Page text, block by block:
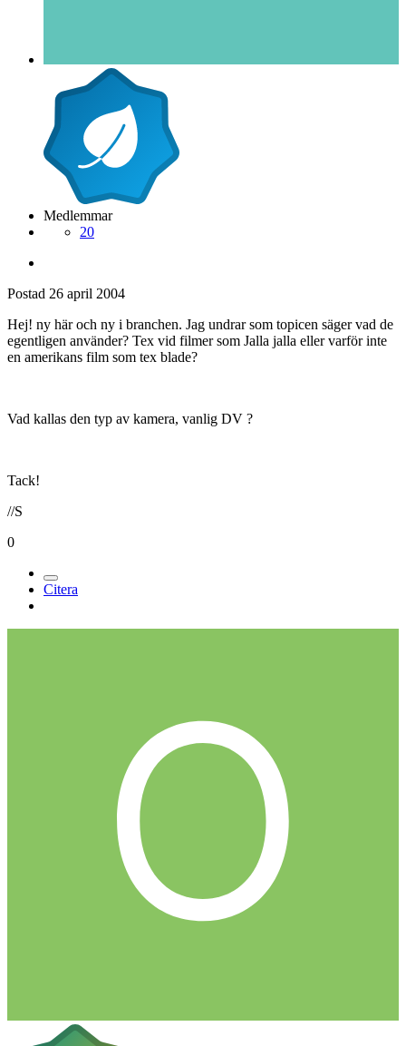
Medlemmar
20
Postad 26 april 2004
Hej! ny här och ny i branchen. Jag undrar som topicen säger vad de
egentligen använder? Tex vid filmer som Jalla jalla eller varför inte
en amerikans film som tex blade?
Vad kallas den typ av kamera, vanlig DV ?
Tack!
//S
0
Citera